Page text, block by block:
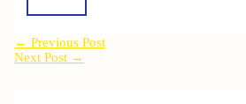
← Previous Post
Next Post →